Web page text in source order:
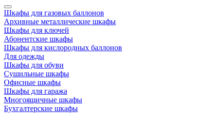
Шкафы для газовых баллонов
Архивные металлические шкафы
Шкафы для ключей
Абонентские шкафы
Шкафы для кислородных баллонов
Для одежды
Шкафы для обуви
Сушильные шкафы
Офисные шкафы
Шкафы для гаража
Многоящичные шкафы
Бухгалтерские шкафы